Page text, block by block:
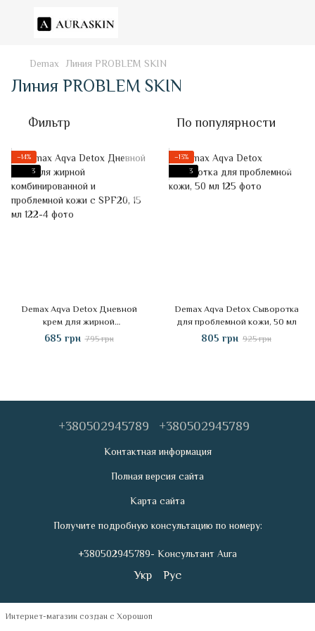
Demax Линия PROBLEM SKIN
Линия PROBLEM SKIN
Фильтр По популярности
−14%
3
Demax Aqva Detox Дневной
крем для жирной
комбинированной и
проблемной кожи с SPF20, 15
685 грн 795 грн
−13%
3
Demax Aqva Detox Сыворотка
для проблемной кожи, 50 мл
805 грн 925 грн
+380502945789 +380502945789
Контактная информация
Полная версия сайта
Карта сайта
Получите подробную консультацию по номеру:
+380502945789- Консультант Aura
Укр Рус
Интернет-магазин создан с Хорошоп